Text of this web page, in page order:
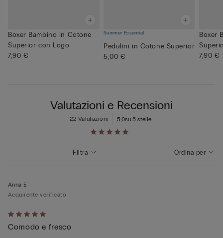
Boxer Bambino in Cotone
Superior con Logo
7,90 €
Summer Essential
Pedulini in Cotone Superior
5,00 €
Boxer
7,90 €
Valutazioni e Recensioni
5,0su 5 stelle
22 Valutazioni
Ordina per
Filtra
Valutato
5
Anna E
Acquirente verificato
Comodo e fresco